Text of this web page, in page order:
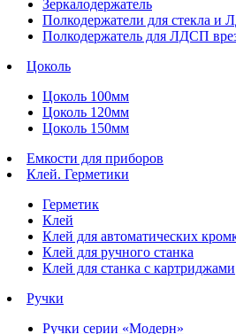
Зеркалодержатель
Полкодержатели для стекла
Полкодержатель для ЛДСП
Цоколь
Цоколь 100мм
Цоколь 120мм
Цоколь 150мм
Емкости для приборов
Клей. Герметики
Герметик
Клей
Клей для автоматических
Клей для ручного станка
Клей для станка с картриджами
Ручки
Ручки серии «Модерн»